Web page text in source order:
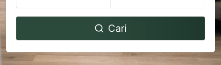
Navigate
to
interact
Navigate
to
interact
Cari